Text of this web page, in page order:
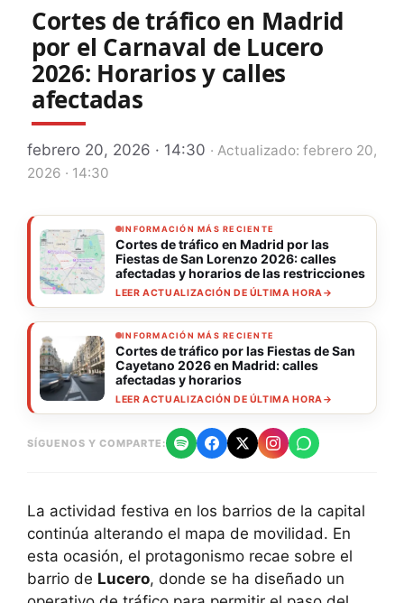
Cortes de tráfico en Madrid
por el Carnaval de Lucero
2026: Horarios y calles
afectadas
febrero 20, 2026 · 14:30 · Actualizado: febrero 20,
2026 · 14:30
INFORMACIÓN MÁS RECIENTE
Cortes de tráfico en Madrid por las
Fiestas de San Lorenzo 2026: calles
afectadas y horarios de las restricciones
LEER ACTUALIZACIÓN DE ÚLTIMA HORA→
INFORMACIÓN MÁS RECIENTE
Cortes de tráfico por las Fiestas de San
Cayetano 2026 en Madrid: calles
afectadas y horarios
LEER ACTUALIZACIÓN DE ÚLTIMA HORA→
SÍGUENOS Y COMPARTE:
La actividad festiva en los barrios de la capital
continúa alterando el mapa de movilidad. En
esta ocasión, el protagonismo recae sobre el
barrio de Lucero, donde se ha diseñado un